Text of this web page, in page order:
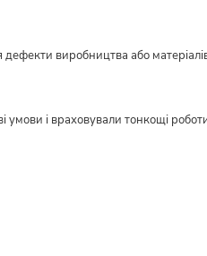
виробництва або
умови і враховували тонкощі